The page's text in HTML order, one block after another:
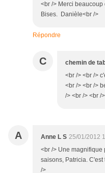
<br /> Merci beaucoup
Bises. Danièle<br />
Répondre
C chemin de
<br /> <br />
<br /> <br />
/> <br /> <br /
A Anne L S 25/01/2012
<br /> Une magnifique
saisons, Patricia.
/>